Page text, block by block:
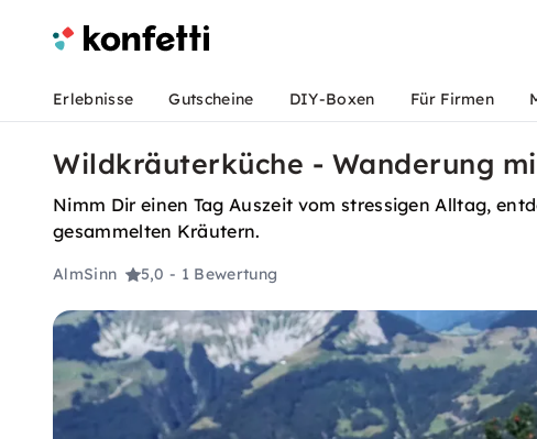
Erlebnisse Gutscheine DIY-Boxen Für Firmen
Wildkräuterküche - Wanderung
Nimm Dir einen Tag Auszeit vom stressigen Alltag,
gesammelten Kräutern.
AlmSinn 5,0- 1 Bewertung